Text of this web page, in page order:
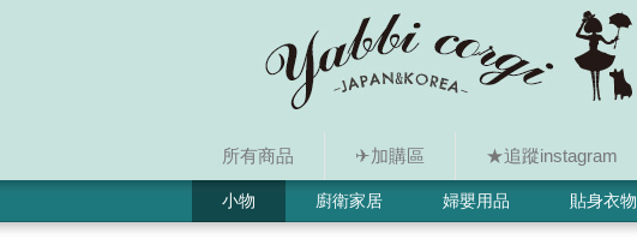
所有商品 ✈加購區 ★追蹤instagram
小物 廚衛家居 婦嬰用品 貼身衣物